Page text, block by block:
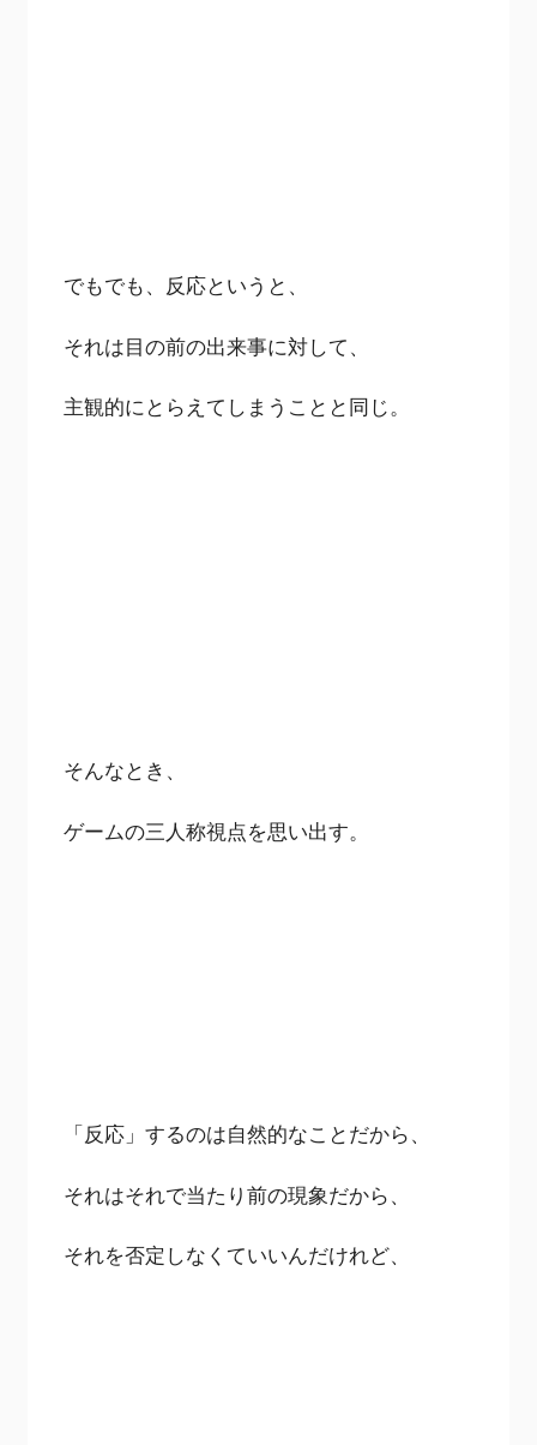
でもでも、反応というと、
それは目の前の出来事に対して、
主観的にとらえてしまうことと同じ。
そんなとき、
ゲームの三人称視点を思い出す。
「反応」するのは自然的なことだから、
それはそれで当たり前の現象だから、
それを否定しなくていいんだけれど、